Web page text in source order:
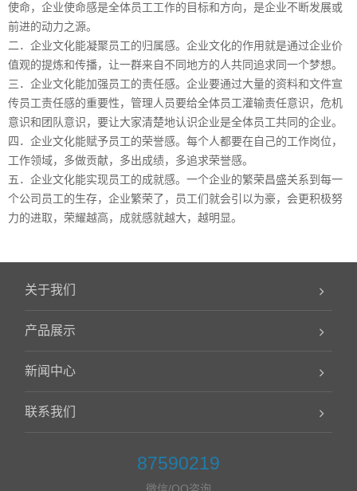
使命，企业使命感是全体员工工作的目标和方向，是企业不断发展或
前进的动力之源。
二．企业文化能凝聚员工的归属感。企业文化的作用就是通过企业价
值观的提炼和传播，让一群来自不同地方的人共同追求同一个梦想。
三．企业文化能加强员工的责任感。企业要通过大量的资料和文件宣
传员工责任感的重要性，管理人员要给全体员工灌输责任意识，危机
意识和团队意识，要让大家清楚地认识企业是全体员工共同的企业。
四．企业文化能赋予员工的荣誉感。每个人都要在自己的工作岗位，
工作领域，多做贡献，多出成绩，多追求荣誉感。
五．企业文化能实现员工的成就感。一个企业的繁荣昌盛关系到每一
个公司员工的生存，企业繁荣了，员工们就会引以为豪，会更积极努
力的进取，荣耀越高，成就感就越大，越明显。
关于我们
产品展示
新闻中心
联系我们
87590219